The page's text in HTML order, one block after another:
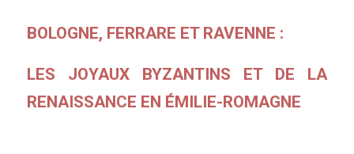
BOLOGNE, FERRARE ET RAVENNE :
LES JOYAUX BYZANTINS ET DE LA
RENAISSANCE EN ÉMILIE-ROMAGNE